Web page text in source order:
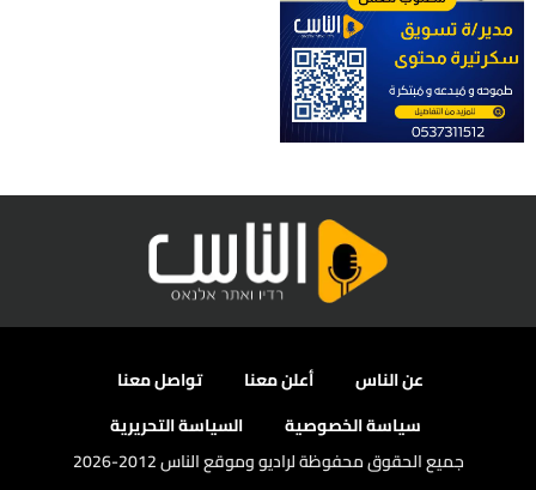
عن الناس أعلن معنا
تواصل معنا
سياسة الخصوصية
السياسة التحريرية
جميع الحقوق محفوظة لراديو وموقع الناس 2012-2026